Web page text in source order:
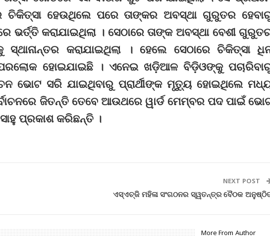
ହେଉଥିଲେ ପରେ ତାଙ୍କର ଅବସ୍ଥା ଗୁରୁତର
କରାଯାଇଥିଲା । ସେଠାରେ ତାଙ୍କ ଅବସ୍ଥା ବେଶୀ
ସ୍ଥାନାନ୍ତର କରାଯାଇଥିଲା । ହେଲେ ସେଠାରେ ଚିକିତ୍ସା
ପରଲୋକ ହୋଇଯାଇଛି । ଏନେଇ ଖଡ଼ିଆଳ ବିଡ଼ିଓଙ୍କୁ
ଭୋଟ ସରି ଯାଇଥିବାରୁ ପ୍ରାର୍ଥୀଙ୍କ ମୃତ୍ୟୁ ହୋଇଥିଲେ
ଜିତନ୍ତି ତେବେ ଆଉଥରେ ୱାର୍ଡ ମେମ୍ବର ପଦ ପାଇଁ
ପ୍ରକାଶ କରିଛନ୍ତି ।
NEXT POST
ଏସ୍‌ଏଚ୍‌ଜି ମହିଳା ସଂଗଠନର ସ୍ୱତନ୍ତ୍ର ବୈଠକ
More From Author